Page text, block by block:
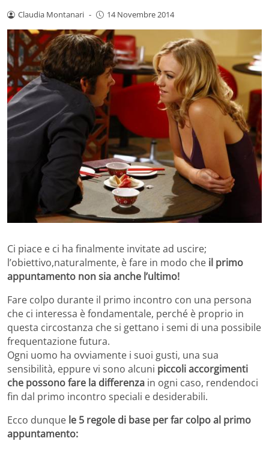
Claudia Montanari - 14 Novembre 2014
Ci piace e ci ha finalmente invitate ad uscire;
l’obiettivo,naturalmente, è fare in modo che il primo
appuntamento non sia anche l’ultimo!
Fare colpo durante il primo incontro con una persona
che ci interessa è fondamentale, perché è proprio in
questa circostanza che si gettano i semi di una possibile
frequentazione futura.
Ogni uomo ha ovviamente i suoi gusti, una sua
sensibilità, eppure vi sono alcuni piccoli accorgimenti
che possono fare la differenza in ogni caso, rendendoci
fin dal primo incontro speciali e desiderabili.
Ecco dunque le 5 regole di base per far colpo al primo
appuntamento: